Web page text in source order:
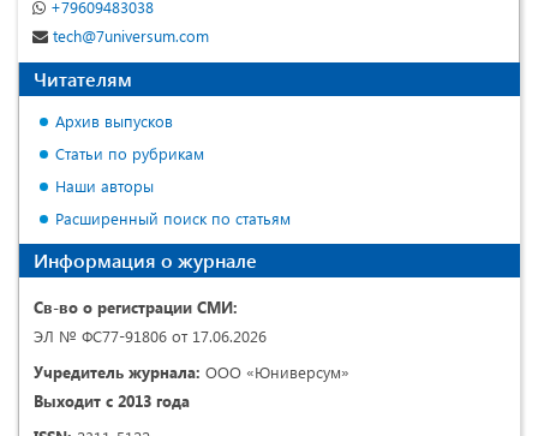
+79609483038
tech@7universum.com
Читателям
Архив выпусков
Статьи по рубрикам
Наши авторы
Расширенный поиск по статьям
Информация о журнале
Св-во о регистрации СМИ:
ЭЛ № ФС77-91806 от 17.06.2026
Учредитель журнала: ООО «Юниверсум»
Выходит с 2013 года